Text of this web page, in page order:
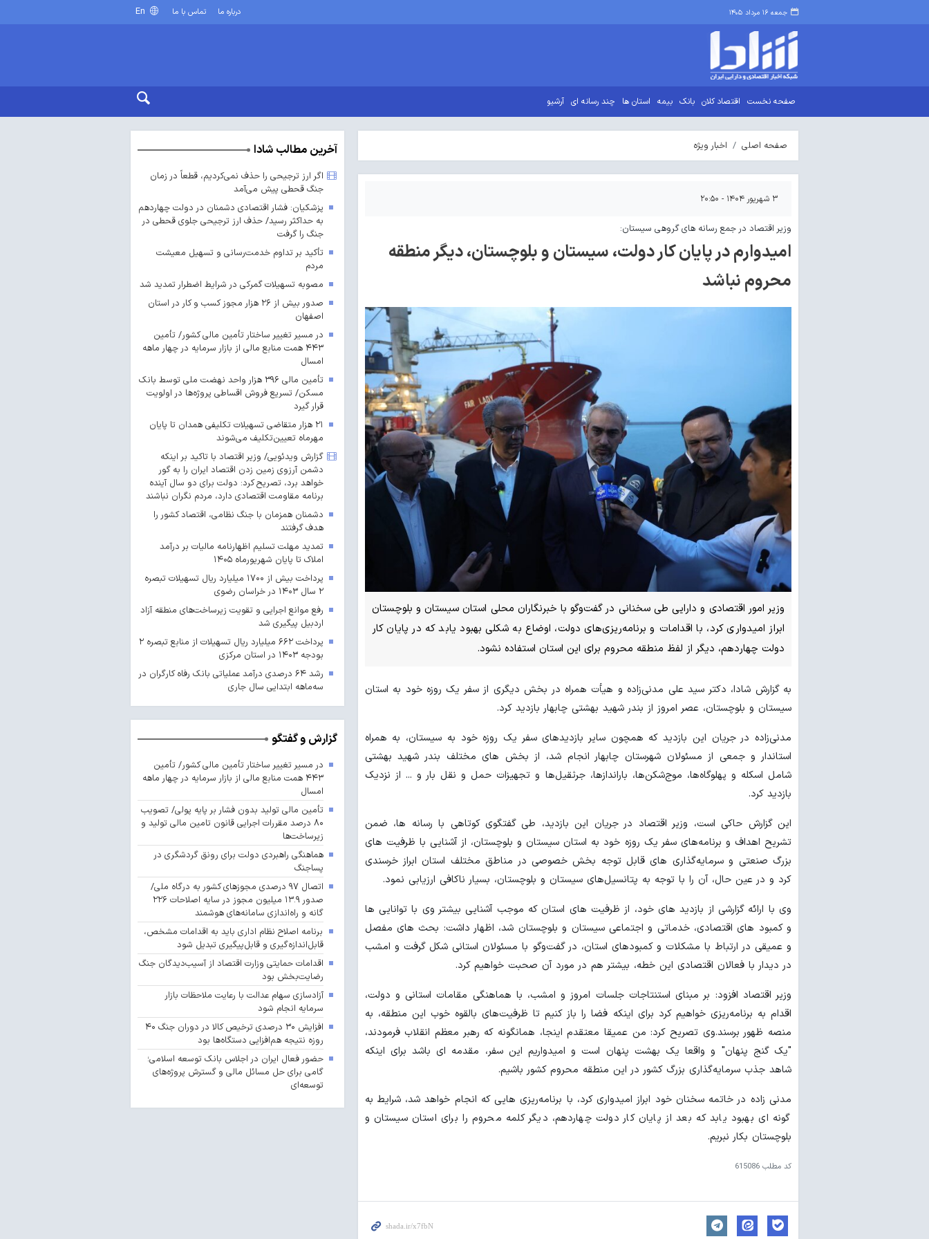
جمعه ۱۶ مرداد ۱۴۰۵ درباره ما تماس با ما
صفحه نخست اقتصاد کلان بانک بیمه استان ها چند رسانه ای آرشیو
صفحه اصلی اخبار ویژه
۳ شهریور ۱۴۰۴ - ۲۰:۵۰
وزیر اقتصاد در جمع رسانه های گروهی سیستان:
امیدوارم در پایان کار دولت، سیستان و بلوچستان، دیگر منطقه
محروم نباشد
وزیر امور اقتصادی و دارایی طی سخنانی در گفت‌وگو با خبرنگاران محلی استان سیستان و بلوچستان
ابراز امیدواری کرد، با اقدامات و برنامه‌ریزی‌های دولت، اوضاع به شکلی بهبود یابد که در پایان کار
دولت چهاردهم، دیگر از لفظ منطقه محروم برای این استان استفاده نشود.
به گزارش شادا، دکتر سید علی مدنی‌زاده و هیأت همراه در بخش دیگری از سفر یک روزه خود به استان
سیستان و بلوچستان، عصر امروز از بندر شهید بهشتی چابهار بازدید کرد.
مدنی‌زاده در جریان این بازدید که همچون سایر بازدیدهای سفر یک روزه خود به سیستان، به همراه
استاندار و جمعی از مسئولان شهرستان چابهار انجام شد، از بخش های مختلف بندر شهید بهشتی
شامل اسکله و پهلوگاه‌ها، موج‌شکن‌ها، باراندازها، جرثقیل‌ها و تجهیزات حمل و نقل بار و ... از نزدیک
بازدید کرد.
این گزارش حاکی است، وزیر اقتصاد در جریان این بازدید، طی گفتگوی کوتاهی با رسانه ها، ضمن
تشریح اهداف و برنامه‌های سفر یک روزه خود به استان سیستان و بلوچستان، از آشنایی با ظرفیت های
بزرگ صنعتی و سرمایه‌گذاری های قابل توجه بخش خصوصی در مناطق مختلف استان ابراز خرسندی
کرد و در عین حال، آن را با توجه به پتانسیل‌های سیستان و بلوچستان، بسیار ناکافی ارزیابی نمود.
وی با ارائه گزارشی از بازدید های خود، از ظرفیت های استان که موجب آشنایی بیشتر وی با توانایی ها
و کمبود های اقتصادی، خدماتی و اجتماعی سیستان و بلوچستان شد، اظهار داشت: بحث های مفصل
و عمیقی در ارتباط با مشکلات و کمبودهای استان، در گفت‌وگو با مسئولان استانی شکل گرفت و امشب
در دیدار با فعالان اقتصادی این خطه، بیشتر هم در مورد آن صحبت خواهیم کرد.
وزیر اقتصاد افزود: بر مبنای استنتاجات جلسات امروز و امشب، با هماهنگی مقامات استانی و دولت،
اقدام به برنامه‌ریزی‌ خواهیم کرد برای اینکه فضا را باز کنیم تا ظرفیت‌های بالقوه خوب این منطقه، به
منصه ظهور برسند.وی تصریح کرد: من عمیقا معتقدم اینجا، همانگونه که رهبر معظم انقلاب فرمودند،
"یک گنج پنهان" و واقعا یک بهشت پنهان است و امیدواریم این سفر، مقدمه ای باشد برای اینکه
شاهد جذب سرمایه‌گذاری بزرگ کشور در این منطقه محروم کشور باشیم.
مدنی زاده در خاتمه سخنان خود ابراز امیدواری کرد، با برنامه‌ریزی هایی که انجام خواهد شد، شرایط به
گونه ای بهبود یابد که بعد از پایان کار دولت چهاردهم، دیگر کلمه محروم را برای استان سیستان و
بلوچستان بکار نبریم.
کد مطلب 615086
آخرین مطالب شادا
اگر ارز ترجیحی را حذف نمی‌کردیم، قطعاً در زمان
جنگ قحطی پیش می‌آمد
پزشکیان: فشار اقتصادی دشمنان در دولت چهاردهم
به حداکثر رسید/ حذف ارز ترجیحی جلوی قحطی در
جنگ را گرفت
تأکید بر تداوم خدمت‌رسانی و تسهیل معیشت
مردم
مصوبه تسهیلات گمرکی در شرایط اضطرار تمدید شد
صدور بیش از ۲۶ هزار مجوز کسب‌ و کار در استان
اصفهان
در مسیر تغییر ساختار تأمین مالی کشور/ تأمین
۴۴۳ همت منابع مالی از بازار سرمایه در چهار ماهه
امسال
تأمین مالی ۳۹۶ هزار واحد نهضت ملی توسط بانک
مسکن/ تسریع فروش اقساطی پروژه‌ها در اولویت
قرار گیرد
۲۱ هزار متقاضی تسهیلات تکلیفی همدان تا پایان
مهرماه تعیین‌تکلیف می‌شوند
گزارش ویدئویی/ وزیر اقتصاد با تاکید بر اینکه
دشمن آرزوی زمین زدن اقتصاد ایران را به گور
خواهد برد، تصریح کرد: دولت برای دو سال آینده
برنامه مقاومت اقتصادی دارد، مردم نگران نباشند
دشمنان همزمان با جنگ نظامی، اقتصاد کشور را
هدف گرفتند
تمدید مهلت تسلیم اظهارنامه مالیات بر درآمد
املاک تا پایان شهریورماه ۱۴۰۵
پرداخت بیش از ۱۷۰۰ میلیارد ریال تسهیلات تبصره
۲ سال ۱۴۰۳ در خراسان رضوی
رفع موانع اجرایی و تقویت زیرساخت‌های منطقه آزاد
اردبیل پیگیری شد
پرداخت ۶۶۲ میلیارد ریال تسهیلات از منابع تبصره ۲
بودجه ۱۴۰۳ در استان مرکزی
رشد ۶۴ درصدی درآمد عملیاتی بانک رفاه کارگران در
سه‌ماهه ابتدایی سال جاری
گزارش و گفتگو
در مسیر تغییر ساختار تأمین مالی کشور/ تأمین
۴۴۳ همت منابع مالی از بازار سرمایه در چهار ماهه
امسال
تأمین مالی تولید بدون فشار بر پایه پولی/ تصویب
۸۰ درصد مقررات اجرایی قانون تامین مالی تولید و
زیرساخت‌ها
هماهنگی راهبردی دولت برای رونق گردشگری در
پساجنگ
اتصال ۹۷ درصدی مجوزهای کشور به درگاه ملی/
صدور ۱۳.۹ میلیون مجوز در سایه اصلاحات ۲۲۶
گانه و راه‌اندازی سامانه‌های هوشمند
برنامه اصلاح نظام اداری باید به اقدامات مشخص،
قابل‌اندازه‌گیری و قابل‌پیگیری تبدیل شود
اقدامات حمایتی وزارت اقتصاد از آسیب‌دیدگان جنگ
رضایت‌بخش بود
آزادسازی سهام عدالت با رعایت ملاحظات بازار
سرمایه انجام شود
افزایش ۳۰ درصدی ترخیص کالا در دوران جنگ ۴۰
روزه نتیجه هم‌افزایی دستگاه‌ها بود
حضور فعال ایران در اجلاس بانک توسعه اسلامی؛
گامی برای حل مسائل مالی و گسترش پروژه‌های
توسعه‌ای